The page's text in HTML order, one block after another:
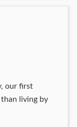
our first
living by